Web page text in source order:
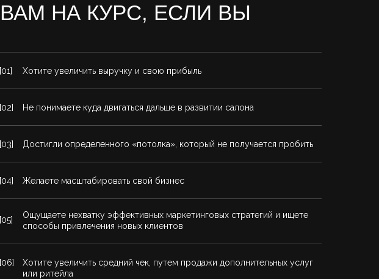
ВАМ НА КУРС, ЕСЛИ ВЫ
[01]
[02]
[03]
[04]
Хотите увеличить выручку и свою прибыль
Не понимаете куда двигаться дальше в развитии салона
Достигли определенного «потолка», который не получается пробить
Желаете масштабировать свой бизнес
[05]
Ощущаете нехватку эффективных маркетинговых стратегий и ищете
способы привлечения новых клиентов
[06]
Хотите увеличить средний чек, путем продажи дополнительных услуг
или ритейла